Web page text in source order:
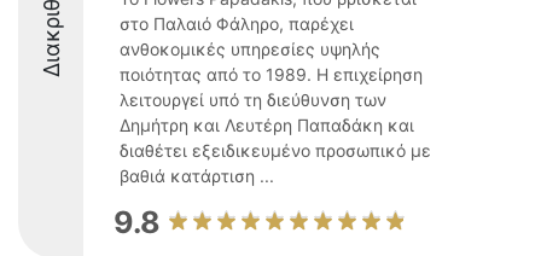
στο Παλαιό Φάληρο, παρέχει
ανθοκομικές υπηρεσίες υψηλής
ποιότητας από το 1989. Η επιχείρηση
λειτουργεί υπό τη διεύθυνση των
Δημήτρη και Λευτέρη Παπαδάκη και
διαθέτει εξειδικευμένο προσωπικό με
βαθιά κατάρτιση ...
9.8